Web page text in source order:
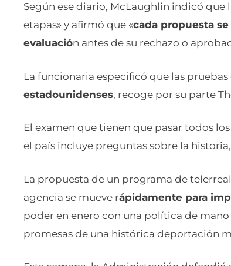
Según ese diario, McLaughlin indicó que
etapas» y afirmó que «cada propuesta
evaluación antes de su rechazo o
La funcionaria especificó que las pruebas
estadounidenses, recoge por su parte
El examen que tienen que pasar todos
el país incluye preguntas sobre la
La propuesta de un programa de
agencia se mueve rápidamente para
poder en enero con una política de
promesas de una histórica deportación